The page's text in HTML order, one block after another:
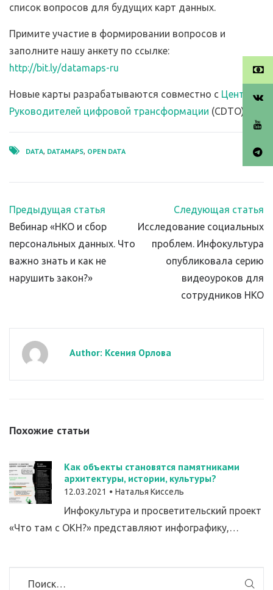
список вопросов для будущих карт данных.
Примите участие в формировании вопросов и
заполните нашу анкету по ссылке:
http://bit.ly/datamaps-ru
Новые карты разрабатываются совместно с Центром
Руководителей цифровой трансформации (CDTO).
DATA, DATAMAPS, OPEN DATA
Предыдущая статья
Вебинар «НКО и сбор
персональных данных. Что
важно знать и как не
нарушить закон?»
Следующая статья
Исследование социальных
проблем. Инфокультура
опубликовала серию
видеоуроков для
сотрудников НКО
Author: Ксения Орлова
Похожие статьи
Как объекты становятся памятниками
архитектуры, истории, культуры?
12.03.2021 Наталья Киссель
Инфокультура и просветительский проект
«Что там с ОКН?» представляют инфографику,…